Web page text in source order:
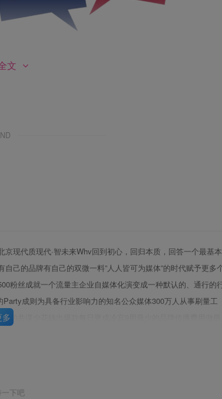
文
现代质现代·智未来Whv回到初心，回归本质，回答一个最基本
己的品牌有自己的双微一料”人人皆可为媒体”的时代赋予更多
粉丝成就一个流量主企业自媒体化演变成一种默认的、通行的
成则为具备行业影响力的知名公众媒体300万人从事刷量工
的共谋少花钱出爆款每日更成冷宫9用最少的品牌传播费用做最
一下吧